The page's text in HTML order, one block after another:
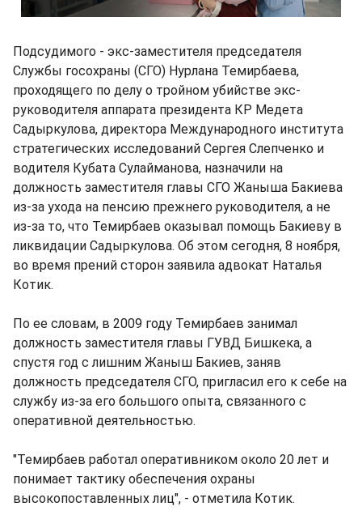
Подсудимого - экс-заместителя председателя
Службы госохраны (СГО) Нурлана Темирбаева,
проходящего по делу о тройном убийстве экс-
руководителя аппарата президента КР Медета
Садыркулова, директора Международного института
стратегических исследований Сергея Слепченко и
водителя Кубата Сулайманова, назначили на
должность заместителя главы СГО Жаныша Бакиева
из-за ухода на пенсию прежнего руководителя, а не
из-за то, что Темирбаев оказывал помощь Бакиеву в
ликвидации Садыркулова. Об этом сегодня, 8 ноября,
во время прений сторон заявила адвокат Наталья
Котик.
По ее словам, в 2009 году Темирбаев занимал
должность заместителя главы ГУВД Бишкека, а
спустя год с лишним Жаныш Бакиев, заняв
должность председателя СГО, пригласил его к себе на
службу из-за его большого опыта, связанного с
оперативной деятельностью.
"Темирбаев работал оперативником около 20 лет и
понимает тактику обеспечения охраны
высокопоставленных лиц", - отметила Котик.